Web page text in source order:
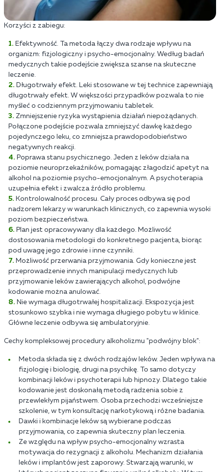
Korzyści z zabiegu:
Efektywność. Ta metoda łączy dwa rodzaje wpływu na
organizm: fizjologiczny i psycho-emocjonalny. Według badań
medycznych takie podejście zwiększa szanse na skuteczne
leczenie.
Długotrwały efekt. Leki stosowane w tej technice zapewniają
długotrwały efekt. W większości przypadków pozwala to nie
myśleć o codziennym przyjmowaniu tabletek.
Zmniejszenie ryzyka wystąpienia działań niepożądanych.
Połączone podejście pozwala zmniejszyć dawkę każdego
pojedynczego leku, co zmniejsza prawdopodobieństwo
negatywnych reakcji.
Poprawa stanu psychicznego. Jeden z leków działa na
poziomie neuroprzekaźników, pomagając złagodzić apetyt na
alkohol na poziomie psycho-emocjonalnym. A psychoterapia
uzupełnia efekt i zwalcza źródło problemu.
Kontrolowalność procesu. Cały proces odbywa się pod
nadzorem lekarzy w warunkach klinicznych, co zapewnia wysoki
poziom bezpieczeństwa.
Plan jest opracowywany dla każdego. Możliwość
dostosowania metodologii do konkretnego pacjenta, biorąc
pod uwagę jego zdrowie i inne czynniki.
Możliwość przerwania przyjmowania. Gdy konieczne jest
przeprowadzenie innych manipulacji medycznych lub
przyjmowanie leków zawierających alkohol, podwójne
kodowanie można anulować.
Nie wymaga długotrwałej hospitalizacji. Ekspozycja jest
stosunkowo szybka i nie wymaga długiego pobytu w klinice.
Główne leczenie odbywa się ambulatoryjnie.
Cechy kompleksowej procedury alkoholizmu "podwójny blok":
Metoda składa się z dwóch rodzajów leków. Jeden wpływa na
fizjologię i biologię, drugi na psychikę. To samo dotyczy
kombinacji leków i psychoterapii lub hipnozy. Dlatego takie
kodowanie jest doskonałą metodą radzenia sobie z
przewlekłym pijaństwem. Osoba przechodzi wcześniejsze
szkolenie, w tym konsultację narkotykową i różne badania.
Dawki i kombinacje leków są wybierane podczas
przyjmowania, co zapewnia skuteczny plan leczenia.
Ze względu na wpływ psycho-emocjonalny wzrasta
motywacja do rezygnacji z alkoholu. Mechanizm działania
leków i implantów jest zaporowy. Stwarzają warunki, w